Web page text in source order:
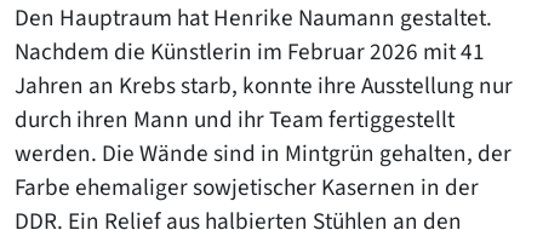
Den Hauptraum hat Henrike Naumann gestaltet.
Nachdem die Künstlerin im Februar 2026 mit 41
Jahren an Krebs starb, konnte ihre Ausstellung nur
durch ihren Mann und ihr Team fertiggestellt
werden. Die Wände sind in Mintgrün gehalten, der
Farbe ehemaliger sowjetischer Kasernen in der
DDR. Ein Relief aus halbierten Stühlen an den